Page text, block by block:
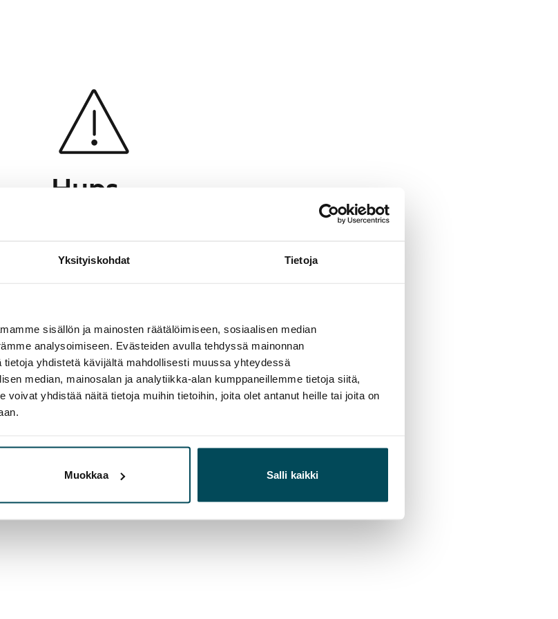
Yksityiskohdat Tietoja
sisällön ja mainosten räätälöimiseen, sosiaalisen median
analysoimiseen. Evästeiden avulla tehdyssä mainonnan
yhdistetä kävijältä mahdollisesti muussa yhteydessä
median, mainosalan ja analytiikka-alan kumppaneillemme tietoja siitä,
voivat yhdistää näitä tietoja muihin tietoihin, joita olet antanut heille tai joita on
Muokkaa Salli kaikki
Hups...